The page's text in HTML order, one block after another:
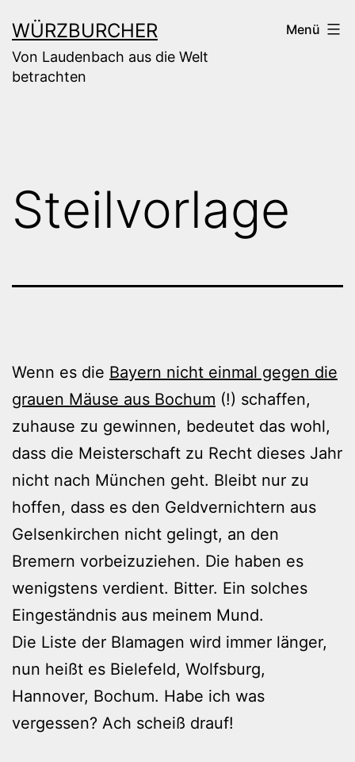
Inhalt
springen
WÜRZBURCHER
Von Laudenbach aus die Welt
betrachten
Menü
Steilvorlage
Wenn es die Bayern nicht einmal gegen die
grauen Mäuse aus Bochum (!) schaffen,
zuhause zu gewinnen, bedeutet das wohl,
dass die Meisterschaft zu Recht dieses Jahr
nicht nach München geht. Bleibt nur zu
hoffen, dass es den Geldvernichtern aus
Gelsenkirchen nicht gelingt, an den
Bremern vorbeizuziehen. Die haben es
wenigstens verdient. Bitter. Ein solches
Eingeständnis aus meinem Mund.
Die Liste der Blamagen wird immer länger,
nun heißt es Bielefeld, Wolfsburg,
Hannover, Bochum. Habe ich was
vergessen? Ach scheiß drauf!